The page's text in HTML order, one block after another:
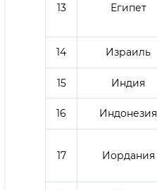
13 Египет
14 Израиль
15 Индия
16 Индонезия
17 Иордания